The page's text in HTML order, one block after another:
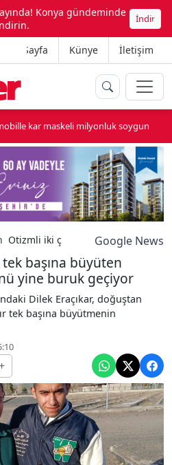
Konya gündeminde
İndir
Ana Sayfa Künye İletişim
kar maskeli milyonluk soygun
Otizmli iki çocuğunu tek başına
Google News
başına büyüten
yine buruk geçiyor
Dilek Eraçıkar, doğuştan
tek başına büyütmenin